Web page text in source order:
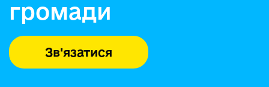
громади
Зв'язатися